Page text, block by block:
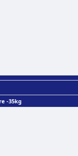
-35kg